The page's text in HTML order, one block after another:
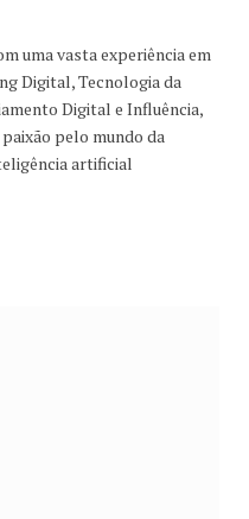
uma vasta experiência em
Digital, Tecnologia da
Digital e Influência,
pelo mundo da
artificial